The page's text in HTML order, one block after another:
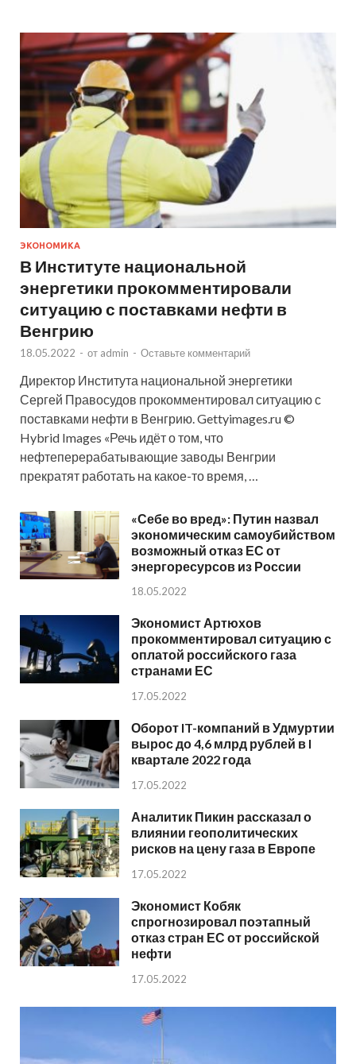
ЭКОНОМИКА
В Институте национальной
энергетики прокомментировали
ситуацию с поставками нефти в
Венгрию
18.05.2022 - от admin - Оставьте комментарий
Директор Института национальной энергетики
Сергей Правосудов прокомментировал ситуацию с
поставками нефти в Венгрию. Gettyimages.ru ©
Hybrid Images «Речь идёт о том, что
нефтеперерабатывающие заводы Венгрии
прекратят работать на какое-то время, …
«Себе во вред»: Путин назвал
экономическим самоубийством
возможный отказ ЕС от
энергоресурсов из России
18.05.2022
Экономист Артюхов
прокомментировал ситуацию с
оплатой российского газа
странами ЕС
17.05.2022
Оборот IT-компаний в Удмуртии
вырос до 4,6 млрд рублей в I
квартале 2022 года
17.05.2022
Аналитик Пикин рассказал о
влиянии геополитических
рисков на цену газа в Европе
17.05.2022
Экономист Кобяк
спрогнозировал поэтапный
отказ стран ЕС от российской
нефти
17.05.2022